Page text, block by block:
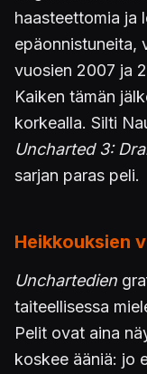
haasteettomia ja
epäonnistuneita,
vuosien 2007 ja
Kaiken tämän
korkealla. Silti
Uncharted 3:
sarjan paras peli.
Heikkouksien
Unchartedien
taiteellisessa
Pelit ovat aina
koskee ääniä: jo